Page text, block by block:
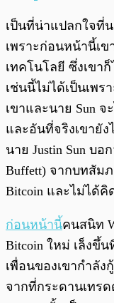
เป็นที่น่าแปลกใจที่
เพราะก่อนหน้านี้เ
เทคโนโลยี ซึ่งเขา
เช่นนี้ไม่ได้เป็นเพร
เขาและนาย Sun
และอันที่จริงเขายัง
นาย Justin Sun บอ
Buffett) จากบทสัม
Bitcoin และไม่ได้
ก่อนหน้านี้คนสนิท
Bitcoin ใหม่ เล็งขึ้น
เพื่อนของเขากำลังกู้
จากที่กระดานเทร